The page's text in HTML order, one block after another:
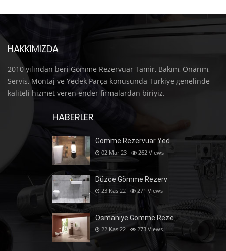
HAKKIMIZDA
2010 yılından beri Gömme Rezervuar Tamir, Bakım, Onarım,
Servis, Montaj ve Yedek Parça konusunda Türkiye genelinde
kaliteli hizmet veren ender firmalardan biriyiz.
HABERLER
Gömme Rezervuar Yed
02 Mar 23 262 Views
Düzce Gömme Rezerv
23 Kas 22 271 Views
Osmaniye Gömme Reze
22 Kas 22 273 Views